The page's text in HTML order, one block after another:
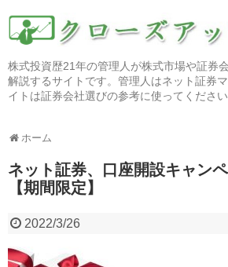
株式投資歴21年の管理人が株式市場や証券
解説するサイトです。管理人はネット証券
イトは証券会社選びの参考に使ってくださ
ホーム
ネット証券、口座開設キャン
【期間限定】
2022/3/26